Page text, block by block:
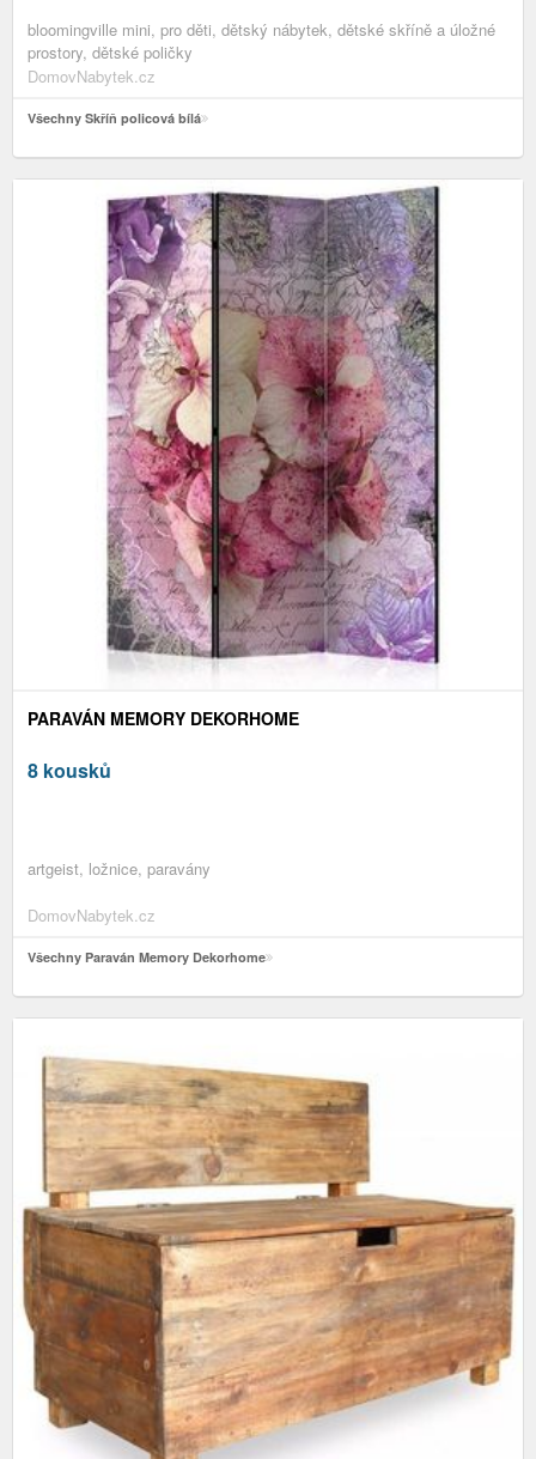
bloomingville mini, pro děti, dětský nábytek, dětské skříně a úložné
prostory, dětské poličky
DomovNabytek.cz
Všechny Skříň policová bílá
PARAVÁN MEMORY DEKORHOME
8 kousků
artgeist, ložnice, paravány
DomovNabytek.cz
Všechny Paraván Memory Dekorhome